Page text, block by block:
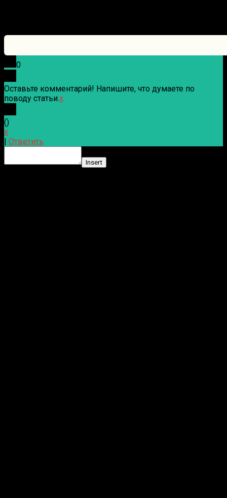
0
Оставьте комментарий! Напишите, что думаете по
поводу статьи.x
()
x
Ответить
Insert